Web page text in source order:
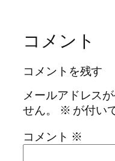
コメント
コメントを残す
メールアドレス
せん。
※ が付い
コメント ※